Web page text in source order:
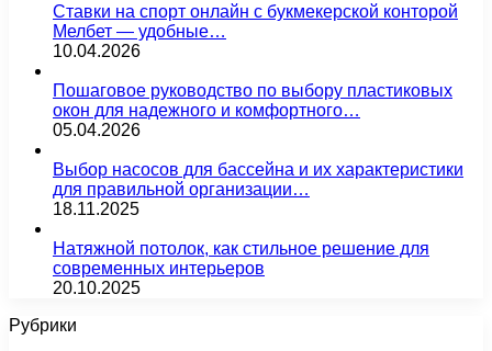
Ставки на спорт онлайн с букмекерской конторой
Мелбет — удобные…
10.04.2026
Пошаговое руководство по выбору пластиковых
окон для надежного и комфортного…
05.04.2026
Выбор насосов для бассейна и их характеристики
для правильной организации…
18.11.2025
Натяжной потолок, как стильное решение для
современных интерьеров
20.10.2025
Рубрики